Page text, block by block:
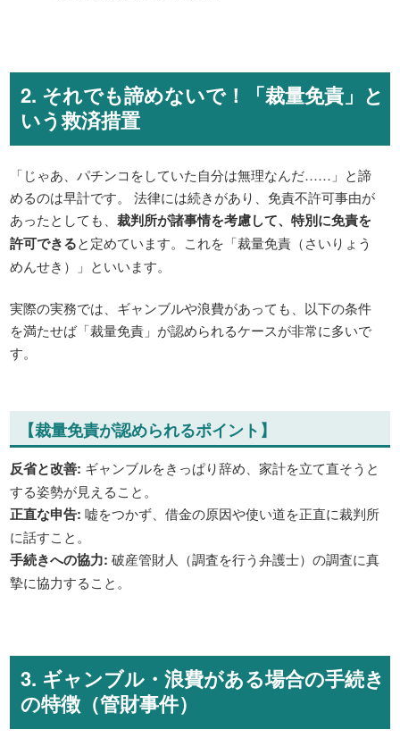
2. それでも諦めないで！「裁量免責」と
いう救済措置
「じゃあ、パチンコをしていた自分は無理なんだ……」と諦
めるのは早計です。 法律には続きがあり、免責不許可事由が
あったとしても、裁判所が諸事情を考慮して、特別に免責を
許可できると定めています。これを「裁量免責（さいりょう
めんせき）」といいます。
実際の実務では、ギャンブルや浪費があっても、以下の条件
を満たせば「裁量免責」が認められるケースが非常に多いで
す。
【裁量免責が認められるポイント】
反省と改善: ギャンブルをきっぱり辞め、家計を立て直そうと
する姿勢が見えること。
正直な申告: 嘘をつかず、借金の原因や使い道を正直に裁判所
に話すこと。
手続きへの協力: 破産管財人（調査を行う弁護士）の調査に真
摯に協力すること。
3. ギャンブル・浪費がある場合の手続き
の特徴（管財事件）